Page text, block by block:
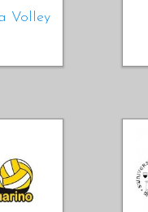
Volley